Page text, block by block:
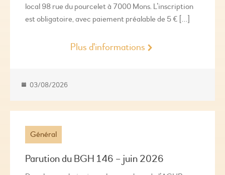
local 98 rue du pourcelet à 7000 Mons. L’inscription
est obligatoire, avec paiement préalable de 5 € […]
Plus d'informations
03/08/2026
Général
Parution du BGH 146 – juin 2026